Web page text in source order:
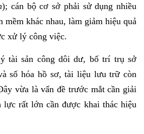
); cán bộ cơ sở phải sử dụng nhiều
mềm khác nhau, làm giảm hiệu quả
xử lý công việc.
tài sản công dôi dư, bố trí trụ sở
số hóa hồ sơ, tài liệu lưu trữ còn
vừa là vấn đề trước mắt cần giải
lực rất lớn cần được khai thác hiệu